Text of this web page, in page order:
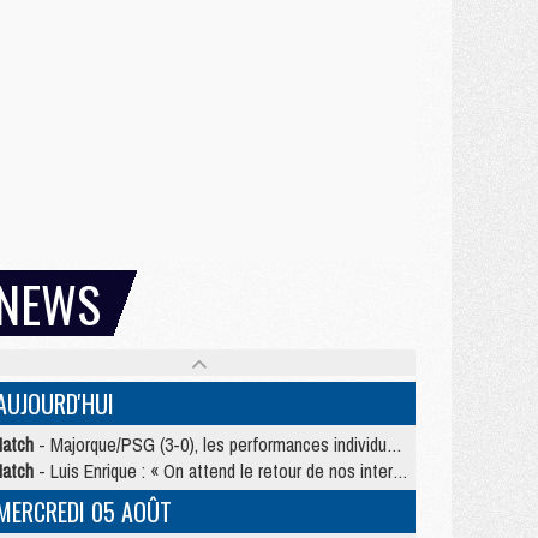
- Majorque/PSG (3-0), les performances individuelles
- Luis Enrique : « On attend le retour de nos internationaux »
05 AOÛT